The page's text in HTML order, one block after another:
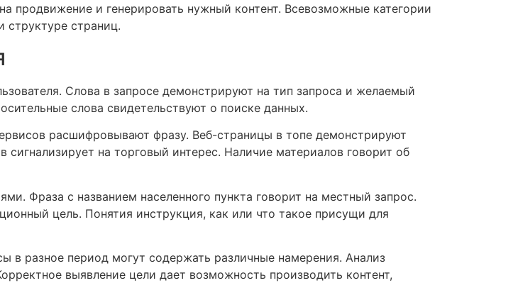
продвижение и генерировать нужный контент. Всевозможные категории
страниц.
Слова в запросе демонстрируют на тип запроса и желаемый
слова свидетельствуют о поиске данных.
расшифровывают фразу. Веб-страницы в топе демонстрируют
сигнализирует на торговый интерес. Наличие материалов говорит об
Фраза с названием населенного пункта говорит на местный запрос.
цель. Понятия инструкция, как или что такое присущи для
в разное период могут содержать различные намерения. Анализ
выявление цели дает возможность производить контент,